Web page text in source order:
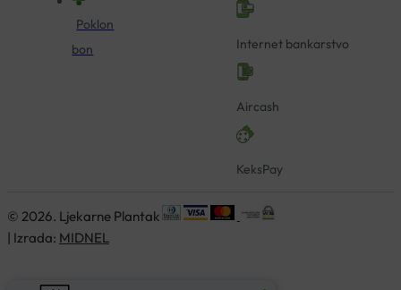
Poklon
bon
Internet bankarstvo
Aircash
KeksPay
© 2026. Ljekarne Plantak
| Izrada: MIDNEL